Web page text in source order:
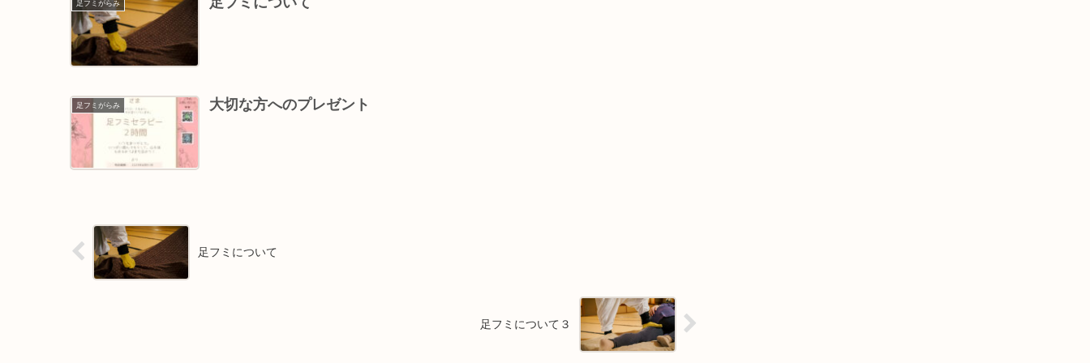
足フミがらみ
足フミがらみ 大切な方へのプレゼント
足フミについて
足フミについて３